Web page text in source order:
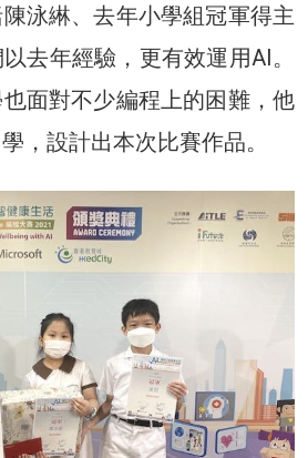
泳綝、去年小學組冠軍得主
去年經驗，更有效運用AI。
面對不少編程上的困難，他
，設計出本次比賽作品。